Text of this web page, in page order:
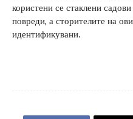
користени се стаклени
повреди, а сторителите на
идентификувани.